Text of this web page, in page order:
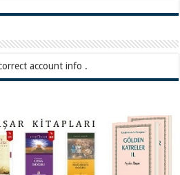
account info .